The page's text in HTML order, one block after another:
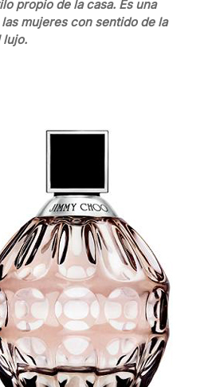
propio de la casa. Es una
mujeres con sentido de la
lujo.